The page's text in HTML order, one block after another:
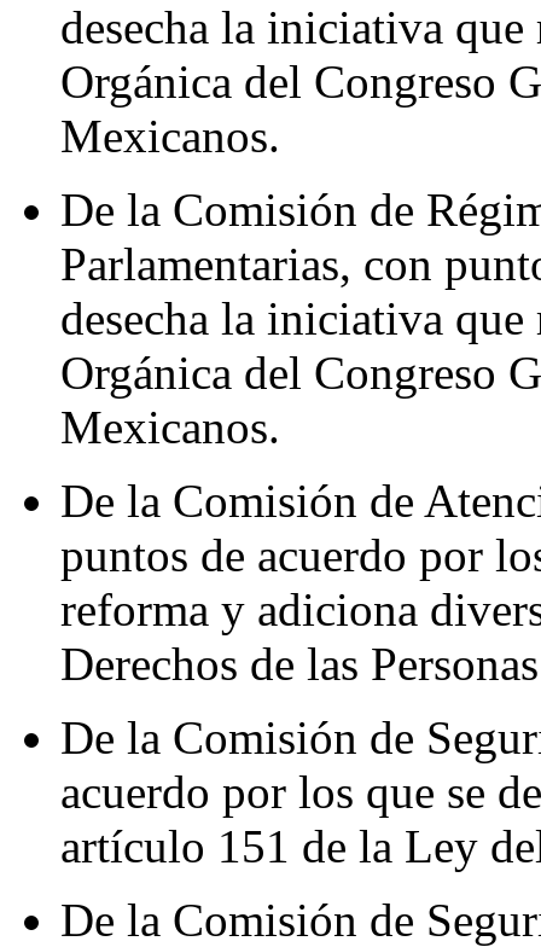
desecha la iniciativa
Orgánica del Congreso
Mexicanos.
De la Comisión de
Parlamentarias, con
desecha la iniciativa
Orgánica del Congreso
Mexicanos.
De la Comisión de
puntos de acuerdo por
reforma y adiciona
Derechos de las
De la Comisión de
acuerdo por los que se
artículo 151 de la Ley
De la Comisión de